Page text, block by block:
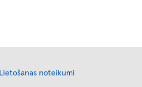
Lietošanas noteikumi